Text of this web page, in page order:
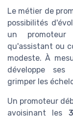
Le métier de
possibilités
un
qu'assistant ou
modeste. À
développe ses
grimper les
Un promoteur
avoisinant les